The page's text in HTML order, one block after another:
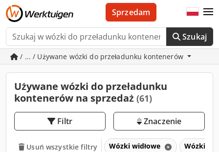
Szukaj
Sprzedam
/ ... / Używane wózki do przeładunku kontenerów
Używane wózki do przeładunku
kontenerów na sprzedaż (61)
Filtr Znaczenie
Usuń wszystkie filtry Wózki widłowe Wózki do